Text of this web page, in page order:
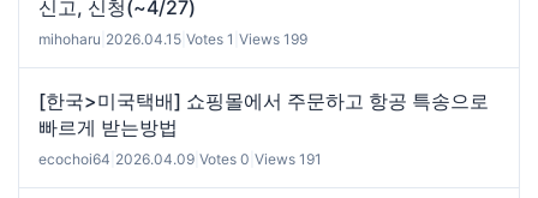
신고, 신청(~4/27)
mihoharu 2026.04.15 Votes 1 Views 199
[한국>미국택배] 쇼핑몰에서 주문하고 항공 특송으로
빠르게 받는방법
ecochoi64 2026.04.09 Votes 0 Views 191